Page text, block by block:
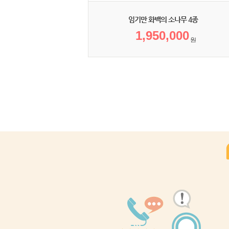
임기만 화백의 소나무 4종
1,950,000